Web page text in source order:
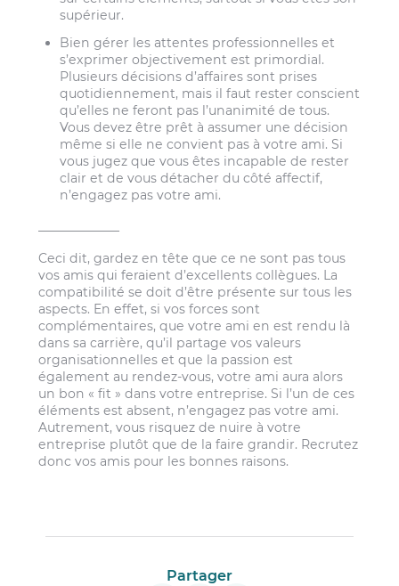
supérieur.
Bien gérer les attentes professionnelles et
s’exprimer objectivement est primordial.
Plusieurs décisions d’affaires sont prises
quotidiennement, mais il faut rester conscient
qu’elles ne feront pas l’unanimité de tous.
Vous devez être prêt à assumer une décision
même si elle ne convient pas à votre ami. Si
vous jugez que vous êtes incapable de rester
clair et de vous détacher du côté affectif,
n’engagez pas votre ami.
Ceci dit, gardez en tête que ce ne sont pas tous
vos amis qui feraient d’excellents collègues. La
compatibilité se doit d’être présente sur tous les
aspects. En effet, si vos forces sont
complémentaires, que votre ami en est rendu là
dans sa carrière, qu’il partage vos valeurs
organisationnelles et que la passion est
également au rendez-vous, votre ami aura alors
un bon « fit » dans votre entreprise. Si l’un de ces
éléments est absent, n’engagez pas votre ami.
Autrement, vous risquez de nuire à votre
entreprise plutôt que de la faire grandir. Recrutez
donc vos amis pour les bonnes raisons.
Partager